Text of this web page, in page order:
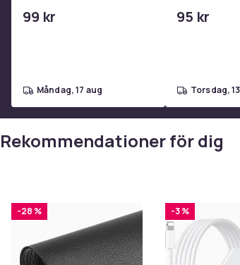
99 kr
måndag, 17 aug
C 2m
95 kr
torsdag,
Rekommendationer för dig
-28 % -3 %